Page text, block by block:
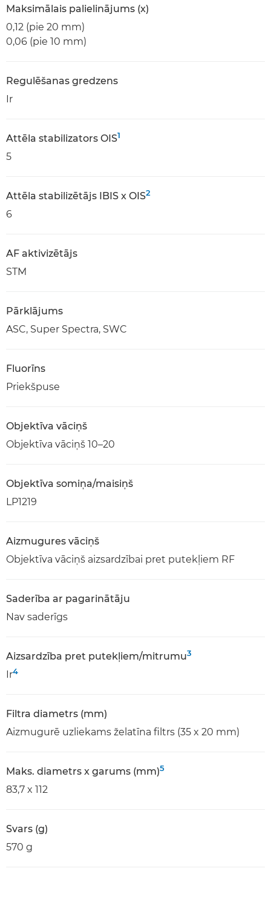
Maksimālais palielinājums (x)
0,12 (pie 20 mm)
0,06 (pie 10 mm)
Regulēšanas gredzens
Ir
Attēla stabilizators OIS1
5
Attēla stabilizētājs IBIS x OIS2
6
AF aktivizētājs
STM
Pārklājums
ASC, Super Spectra, SWC
Fluorīns
Priekšpuse
Objektīva vāciņš
Objektīva vāciņš 10–20
Objektīva somiņa/maisiņš
LP1219
Aizmugures vāciņš
Objektīva vāciņš aizsardzībai pret putekļiem RF
Saderība ar pagarinātāju
Nav saderīgs
Aizsardzība pret putekļiem/mitrumu3
Ir4
Filtra diametrs (mm)
Aizmugurē uzliekams želatīna filtrs (35 x 20 mm)
Maks. diametrs x garums (mm)5
83,7 x 112
Svars (g)
570 g